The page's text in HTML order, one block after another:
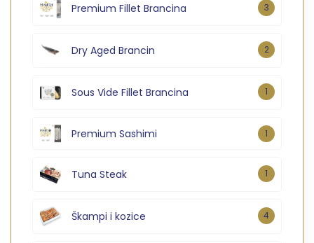
Premium Fillet Brancina 3
Dry Aged Brancin 2
Sous Vide Fillet Brancina 1
Premium Sashimi 1
Tuna Steak 1
Škampi i kozice 4